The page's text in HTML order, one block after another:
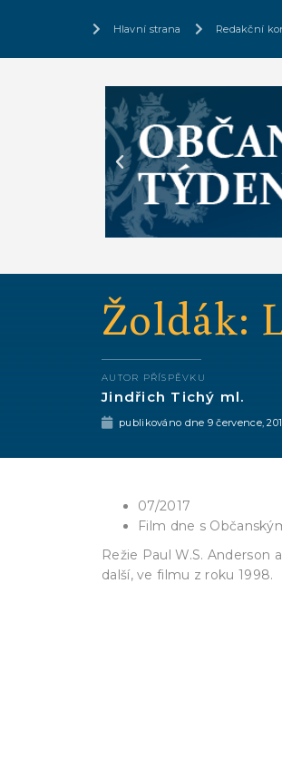
Hlavní strana Redakční
Žoldák:
AUTOR PŘÍSPĚVKU
Jindřich Tichý ml.
publikováno dne 9 července,
07/2017
Film dne s
Režie Paul W.S. Anderson
další, ve filmu z roku 1998.